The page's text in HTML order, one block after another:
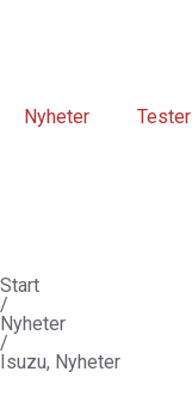
Nyheter
Tester
Start
/
Nyheter
/
Isuzu, Nyheter